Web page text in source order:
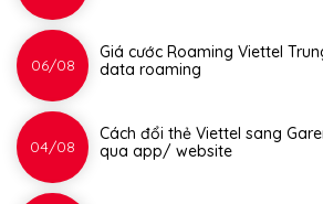
06/08
Giá cước Roaming Viettel
data roaming
04/08
Cách đổi thẻ Viettel sang
qua app/ website